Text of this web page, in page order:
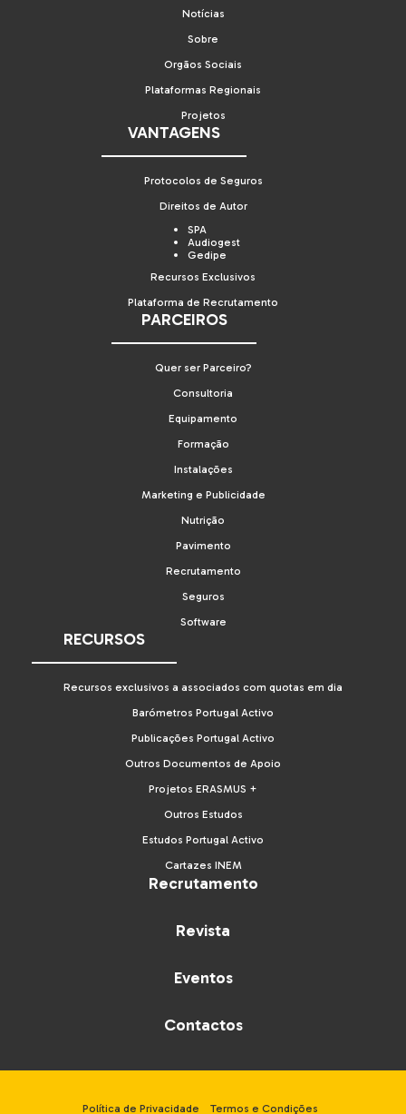
Notícias
Sobre
Orgãos Sociais
Plataformas Regionais
Projetos
VANTAGENS
Protocolos de Seguros
Direitos de Autor
SPA
Audiogest
Gedipe
Recursos Exclusivos
Plataforma de Recrutamento
PARCEIROS
Quer ser Parceiro?
Consultoria
Equipamento
Formação
Instalações
Marketing e Publicidade
Nutrição
Pavimento
Recrutamento
Seguros
Software
RECURSOS
Recursos exclusivos a associados com quotas em dia
Barómetros Portugal Activo
Publicações Portugal Activo
Outros Documentos de Apoio
Projetos ERASMUS +
Outros Estudos
Estudos Portugal Activo
Cartazes INEM
Recrutamento
Revista
Eventos
Contactos
Política de Privacidade Termos e Condições